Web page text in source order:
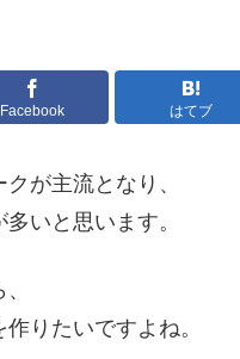
Facebook はてブ
が主流となり、
いと思います。
りたいですよね。